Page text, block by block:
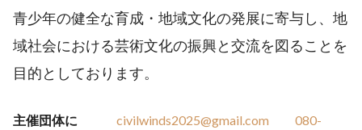
青少年の健全な育成・地域文化の発展に寄与し、地
域社会における芸術文化の振興と交流を図ることを
目的としております。
主催団体に
civilwinds2025@gmail.com
080-